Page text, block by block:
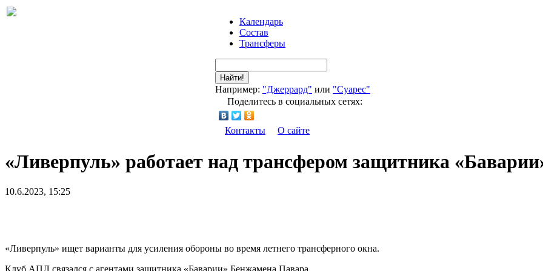
Календарь
Состав
Трансферы
Найти!
Например: "Джеррард" или "Суарес"
Поделитесь в социальных сетях:
Контакты О сайте
«Ливерпуль» работает над трансфером защитника
10.6.2023, 15:25
«Ливерпуль» ищет варианты для усиления обороны во время летнего трансферного окна.
Клуб АПЛ связался с агентами защитника «Баварии» Бенжамена Павара.